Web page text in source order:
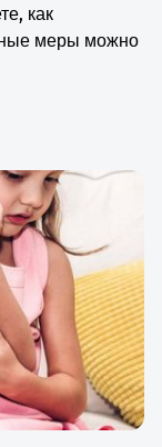
как
меры можно